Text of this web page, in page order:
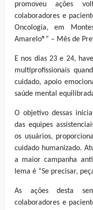
promoveu ações
colaboradores e
Oncologia, em
Amarelo®” – Mês de
E nos dias 23 e 24,
multiprofissionais
cuidado, apoio
saúde mental
O objetivo dessas
das equipes
os usuários,
cuidado humanizado.
a maior campanha
lema é “Se precisar,
As ações desta
colaboradores e